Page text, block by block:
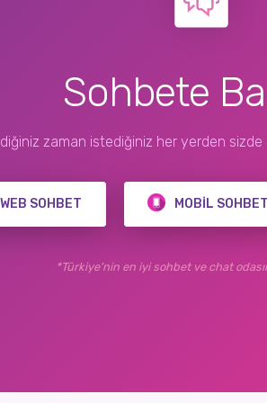
Sohbete
zaman istediğiniz her yerden sizde
SOHBET MOBIL SOHBET
*Türkiye'nin en iyi sohbet ve chat